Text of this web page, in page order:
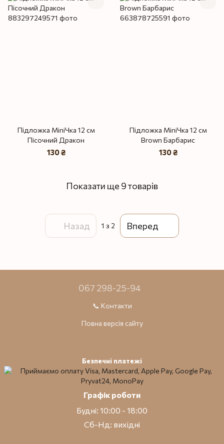
Підложка MiniЧка 12 см
Пісочний Дракон
130 ₴
Підложка MiniЧка 12 см
Brown Барбарис
130 ₴
Показати ще 9 товарів
Назад 1 з 2 Вперед
067 298-25-94
📞 Контакти
Повна версія сайту
Безпечні платежі
Графік роботи
Будні: 10:00 - 18:00
Сб-Нд: вихідні